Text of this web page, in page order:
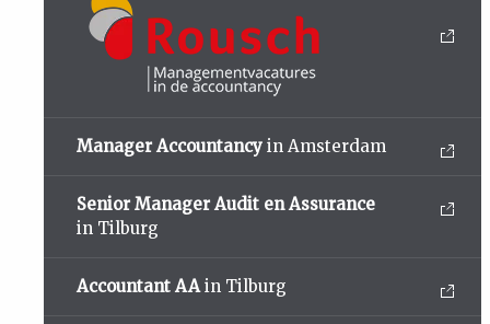
Manager Accountancy in Amsterdam
Senior Manager Audit en Assurance
in Tilburg
Accountant AAin Tilburg